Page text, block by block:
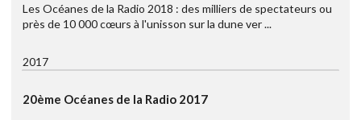
Les Océanes de la Radio 2018 : des milliers de spectateurs ou
près de 10 000 cœurs à l'unisson sur la dune ver ...
2017
20ème Océanes de la Radio 2017